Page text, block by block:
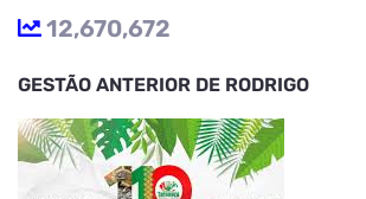
12,670,672
GESTÃO ANTERIOR DE RODRIGO